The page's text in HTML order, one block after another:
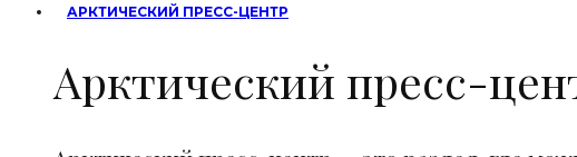
АРКТИЧЕСКИЙ ПРЕСС-ЦЕНТР
Арктический пресс-